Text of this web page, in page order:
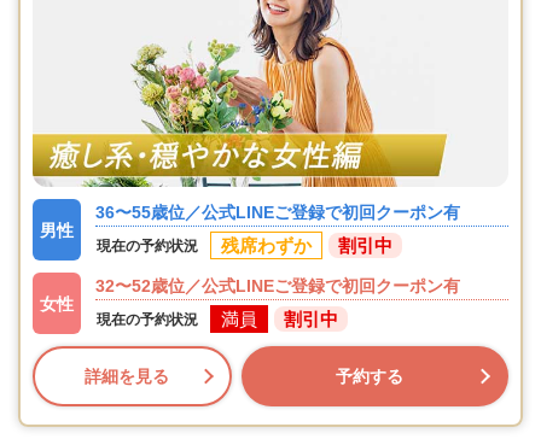
男性
36〜55歳位／公式LINEご登録で初回クーポン有
現在の予約状況 残席わずか 割引中
女性
32〜52歳位／公式LINEご登録で初回クーポン有
現在の予約状況 満員 割引中
詳細を見る 予約する